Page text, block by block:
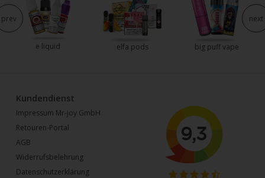
e liquid elfa pods big puff vape
prev next
Kundendienst
Impressum Mr-joy GmbH
Retouren-Portal
AGB
Widerrufsbelehrung
Datenschutzerklärung